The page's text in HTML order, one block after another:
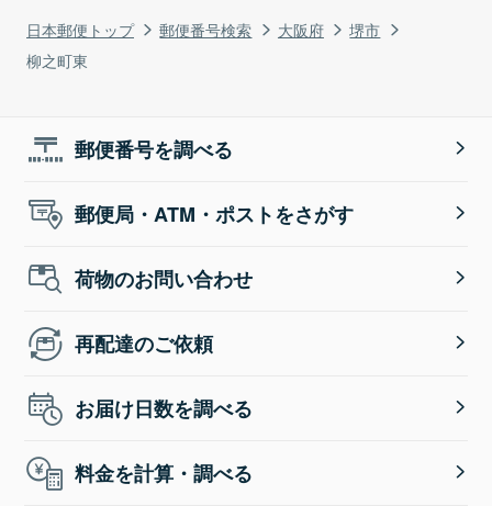
日本郵便トップ 郵便番号検索 大阪府
堺市
柳之町東
郵便番号を調べる
郵便局・ATM・ポストをさがす
荷物のお問い合わせ
再配達のご依頼
お届け日数を調べる
料金を計算・調べる